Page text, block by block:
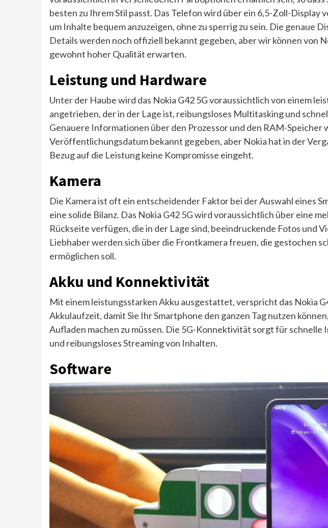
besten zu Ihrem Stil passt. Das Telefon wird über ein 6,5-Zoll-Display
um Inhalte bequem anzuzeigen, ohne zu sperrig zu sein. Die genaue
Details werden noch offiziell bekannt gegeben, aber wir können von
gewohnt hoher Qualität erwarten.
Leistung und Hardware
Unter der Haube wird das Nokia G42 5G voraussichtlich von einem
angetrieben, der in der Lage ist, reibungsloses Multitasking und
Genauere Informationen über den Prozessor und den RAM-Speicher
Veröffentlichungsdatum bekannt gegeben, aber Nokia hat in der
Bezug auf die Leistung keine Kompromisse eingeht.
Kamera
Die Kamera ist oft ein entscheidender Faktor bei der Auswahl eines
eine solide Bilanz. Das Nokia G42 5G wird voraussichtlich über eine
Rückseite verfügen, die in der Lage sind, beeindruckende Fotos und
Liebhaber werden sich über die Frontkamera freuen, die gestochen
ermöglichen soll.
Akku und Konnektivität
Mit einem leistungsstarken Akku ausgestattet, verspricht das Nokia
Akkulaufzeit, damit Sie Ihr Smartphone den ganzen Tag nutzen
Aufladen machen zu müssen. Die 5G-Konnektivität sorgt für
und reibungsloses Streaming von Inhalten.
Software